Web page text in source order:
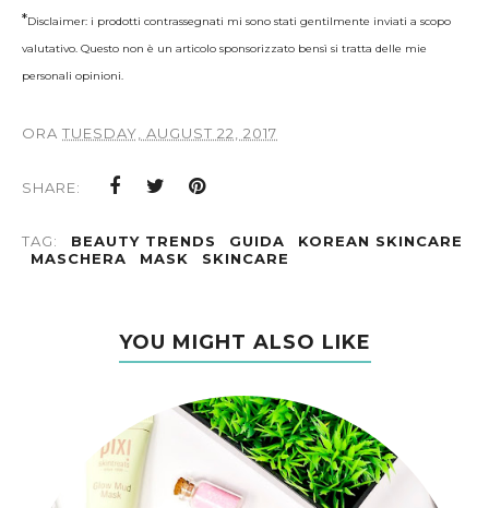
*Disclaimer: i prodotti contrassegnati mi sono stati gentilmente inviati a scopo
valutativo. Questo non è un articolo sponsorizzato bensì si tratta delle mie
personali opinioni.
ORA TUESDAY, AUGUST 22, 2017
SHARE:
TAG: BEAUTY TRENDS GUIDA
KOREAN SKINCARE
MASCHERA
MASK SKINCARE
YOU MIGHT ALSO LIKE